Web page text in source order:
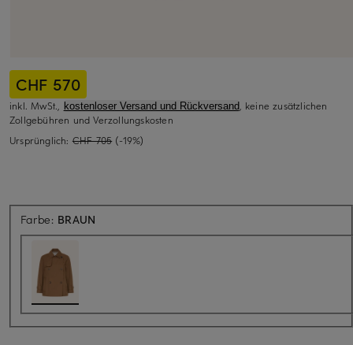
CHF 570
inkl. MwSt., kostenloser Versand und Rückversand, keine zusätzlichen
Zollgebühren und Verzollungskosten
Ursprünglich: CHF 705 (-19%)
Farbe: BRAUN